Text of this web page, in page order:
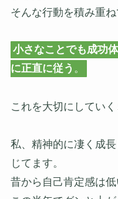
そんな行動を積み重ね
小さなことでも成功
に正直に従う 。
これを大切にしていく
私、精神的に凄く成
じてます。
昔から自己肯定感は低